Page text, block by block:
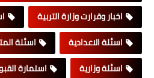
اخبار وقرارت وزارة التربية
اسئلة الاعدادية
اسئلة
اسئلة وزارية
استمارة